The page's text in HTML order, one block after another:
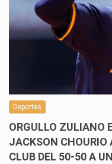
Deportes
ORGULLO ZULIANO
JACKSON CHOURIO
CLUB DEL 50-50 A